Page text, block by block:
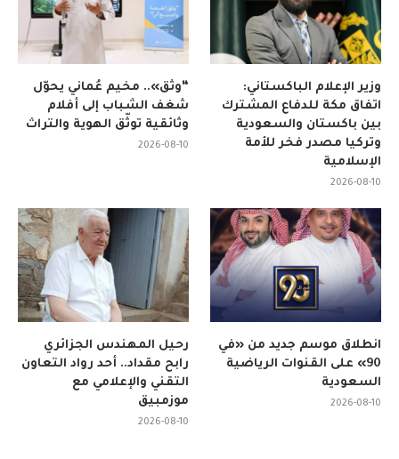
“وثّق».. مخيم عُماني يحوّل
شغف الشباب إلى أفلام
وثائقية توثّق الهوية والتراث
وزير الإعلام الباكستاني:
اتفاق مكة للدفاع المشترك
بين باكستان والسعودية
وتركيا مصدر فخر للأمة
الإسلامية
رحيل المهندس الجزائري
رابح مقداد.. أحد رواد التعاون
التقني والإعلامي مع
موزمبيق
انطلاق موسم جديد من «في
90» على القنوات الرياضية
السعودية